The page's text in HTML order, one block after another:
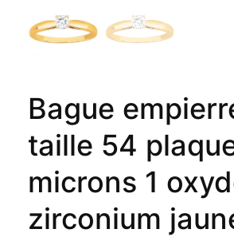
Bague
taille 54
microns 1
zirconium